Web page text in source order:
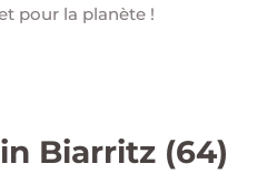
pour la planète !
Biarritz (64)